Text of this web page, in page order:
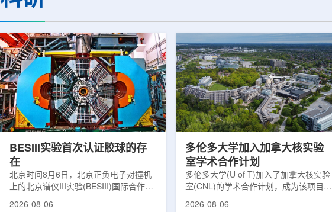
了此前分布在拉斯维加斯谷多个地点
疗服务。根据介绍，诊所服务范围包
括成人及...
入商业生产前的最后阶段，预计将在
2026年下半年交...
BESIII实验首次认证胶球的存
在
北京时间8月6日，北京正负电子对撞机
上的北京谱仪III实验(BESIII)国际合作组
2026-08-06
多伦多大学加入加拿大核实验
室学术合作计划
多伦多大学(U of T)加入了加拿大核实验
室(CNL)的学术合作计划，成为该项目中
2026-08-06